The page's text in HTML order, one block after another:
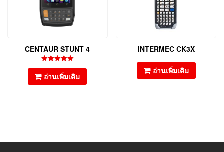
CENTAUR STUNT 4
ให้คะแนน
5.00
ตั้งแต่ 1-5
คะแนน
อ่านเพิ่มเติม
INTERMEC CK3X
อ่านเพิ่มเติม